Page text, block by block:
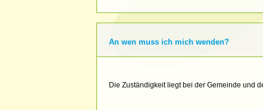
An wen muss ich mich wenden?
Die Zuständigkeit liegt bei der Gemeinde und